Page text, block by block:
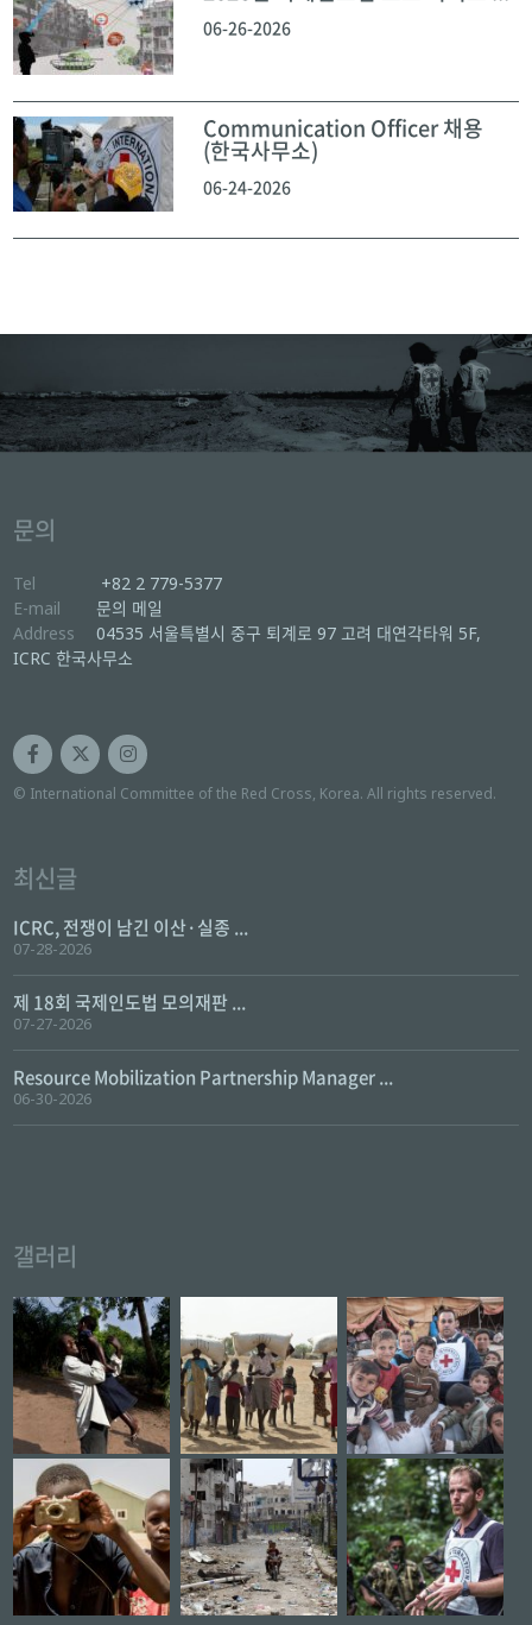
06-26-2026
Communication Officer 채용
(한국사무소)
06-24-2026
문의
Tel
+82 2 779-5377
E-mail
문의 메일
Address
04535 서울특별시 중구 퇴계로 97 고려 대연각타워 5F,
ICRC 한국사무소
© International Committee of the Red Cross, Korea. All rights reserved.
최신글
ICRC, 전쟁이 남긴 이산·실종 ...
07-28-2026
제 18회 국제인도법 모의재판 ...
07-27-2026
Resource Mobilization Partnership Manager ...
06-30-2026
갤러리